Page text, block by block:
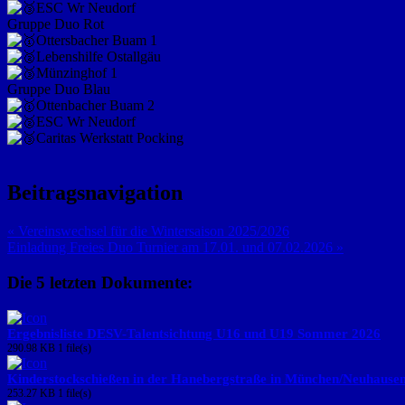
ESC Wr Neudorf
Gruppe Duo Rot
Ottersbacher Buam 1
Lebenshilfe Ostallgäu
Münzinghof 1
Gruppe Duo Blau
Ottenbacher Buam 2
ESC Wr Neudorf
Caritas Werkstatt Pocking
Beitragsnavigation
« Vereinswechsel für die Wintersaison 2025/2026
Einladung Freies Duo Turnier am 17.01. und 07.02.2026 »
Die 5 letzten Dokumente:
Ergebnisliste DESV-Talentsichtung U16 und U19 Sommer 2026
290.98 KB 1 file(s)
Kinderstockschießen in der Hanebergstraße in München/
253.27 KB 1 file(s)